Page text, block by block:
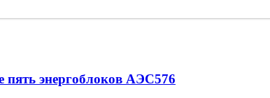
пять энергоблоков АЭС576